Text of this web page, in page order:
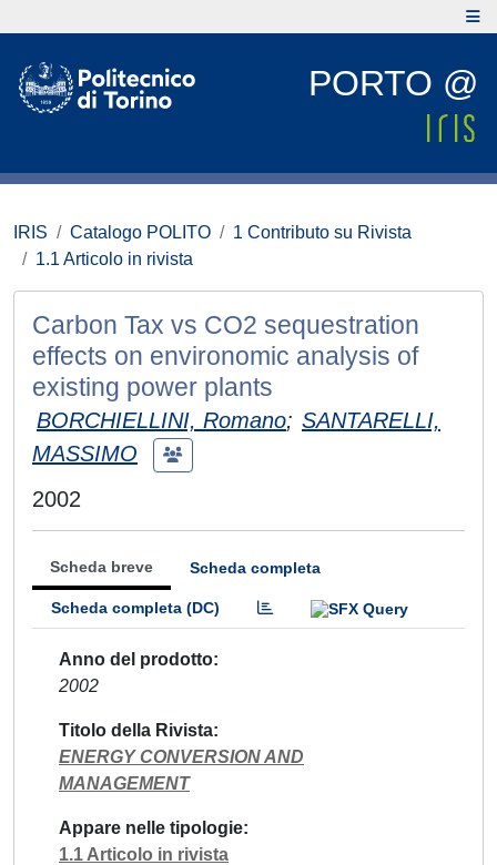
PORTO @
IRIS Catalogo POLITO
1 Contributo su Rivista
1.1 Articolo in rivista
Carbon Tax vs CO2 sequestration
effects on environomic analysis of
existing power plants
BORCHIELLINI, Romano; SANTARELLI,
MASSIMO
2002
Scheda breve Scheda completa
Scheda completa (DC)
Anno del prodotto
2002
Titolo della Rivista
ENERGY CONVERSION AND
MANAGEMENT
Appare nelle tipologie
1.1 Articolo in rivista